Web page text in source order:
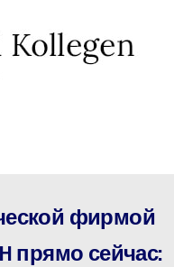
фирмой
прямо сейчас: